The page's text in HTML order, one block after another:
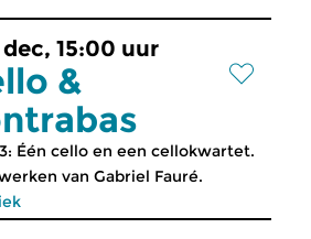
15:00 uur
&
Één cello en een cellokwartet.
van Gabriel Fauré.